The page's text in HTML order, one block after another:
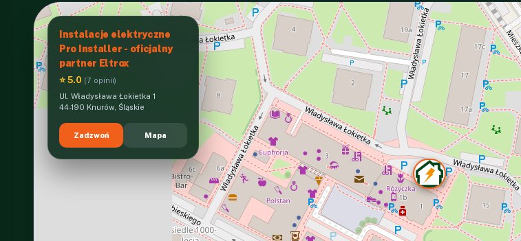
Instalacje elektryczne
Pro Installer - oficjalny
partner Eltrox
⭐ 5.0 (7 opinii)
Ul. Władysława Łokietka 1
44-190 Knurów, Śląskie
Zadzwoń Mapa